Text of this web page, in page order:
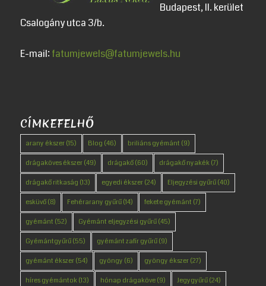
Budapest, II. kerület
Csalogány utca 3/b.
E-mail: fatumjewels@fatumjewels.hu
CÍMKEFELHŐ
arany ékszer(15) Blog (46) briliáns gyémánt (9)
drágaköves ékszer(49) drágakő(60) drágakő nyakék(7)
drágakő ritkaság (13) egyedi ékszer(24) Eljegyzési gyűrű(40)
esküvő(8) Fehérarany gyűrű(14) fekete gyémánt (7)
gyémánt (52) Gyémánt eljegyzési gyűrű(45)
Gyémántgyűrű(55) gyémánt zafír gyűrű(9)
gyémánt ékszer(54) gyöngy (6) gyöngy ékszer(27)
híres gyémántok(13) hónap drágaköve(9) Jegygyűrű(24)